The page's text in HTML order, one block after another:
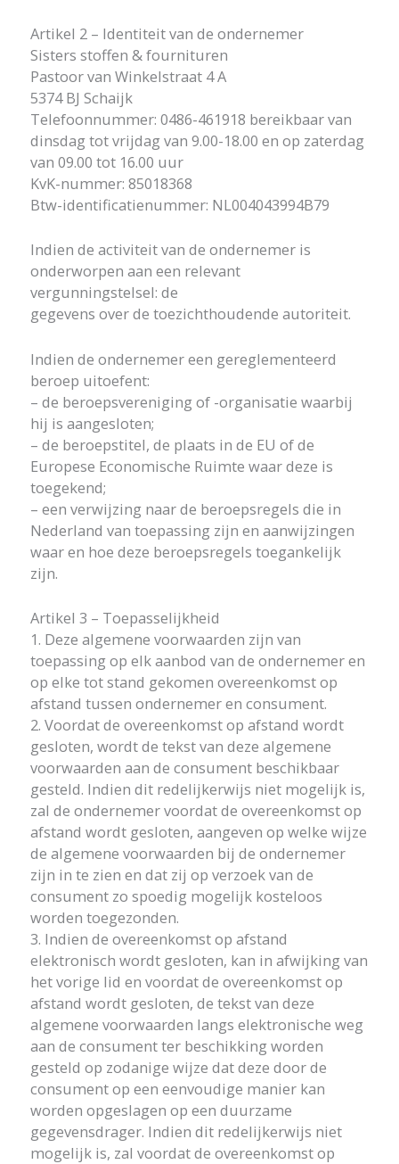
Artikel 2 – Identiteit van de ondernemer
Sisters stoffen & fournituren
Pastoor van Winkelstraat 4 A
5374 BJ Schaijk
Telefoonnummer: 0486-461918 bereikbaar van
dinsdag tot vrijdag van 9.00-18.00 en op zaterdag
van 09.00 tot 16.00 uur
KvK-nummer: 85018368
Btw-identificatienummer: NL004043994B79
Indien de activiteit van de ondernemer is
onderworpen aan een relevant
vergunningstelsel: de
gegevens over de toezichthoudende autoriteit.
Indien de ondernemer een gereglementeerd
beroep uitoefent:
– de beroepsvereniging of -organisatie waarbij
hij is aangesloten;
– de beroepstitel, de plaats in de EU of de
Europese Economische Ruimte waar deze is
toegekend;
– een verwijzing naar de beroepsregels die in
Nederland van toepassing zijn en aanwijzingen
waar en hoe deze beroepsregels toegankelijk
zijn.
Artikel 3 – Toepasselijkheid
1. Deze algemene voorwaarden zijn van
toepassing op elk aanbod van de ondernemer en
op elke tot stand gekomen overeenkomst op
afstand tussen ondernemer en consument.
2. Voordat de overeenkomst op afstand wordt
gesloten, wordt de tekst van deze algemene
voorwaarden aan de consument beschikbaar
gesteld. Indien dit redelijkerwijs niet mogelijk is,
zal de ondernemer voordat de overeenkomst op
afstand wordt gesloten, aangeven op welke wijze
de algemene voorwaarden bij de ondernemer
zijn in te zien en dat zij op verzoek van de
consument zo spoedig mogelijk kosteloos
worden toegezonden.
3. Indien de overeenkomst op afstand
elektronisch wordt gesloten, kan in afwijking van
het vorige lid en voordat de overeenkomst op
afstand wordt gesloten, de tekst van deze
algemene voorwaarden langs elektronische weg
aan de consument ter beschikking worden
gesteld op zodanige wijze dat deze door de
consument op een eenvoudige manier kan
worden opgeslagen op een duurzame
gegevensdrager. Indien dit redelijkerwijs niet
mogelijk is, zal voordat de overeenkomst op